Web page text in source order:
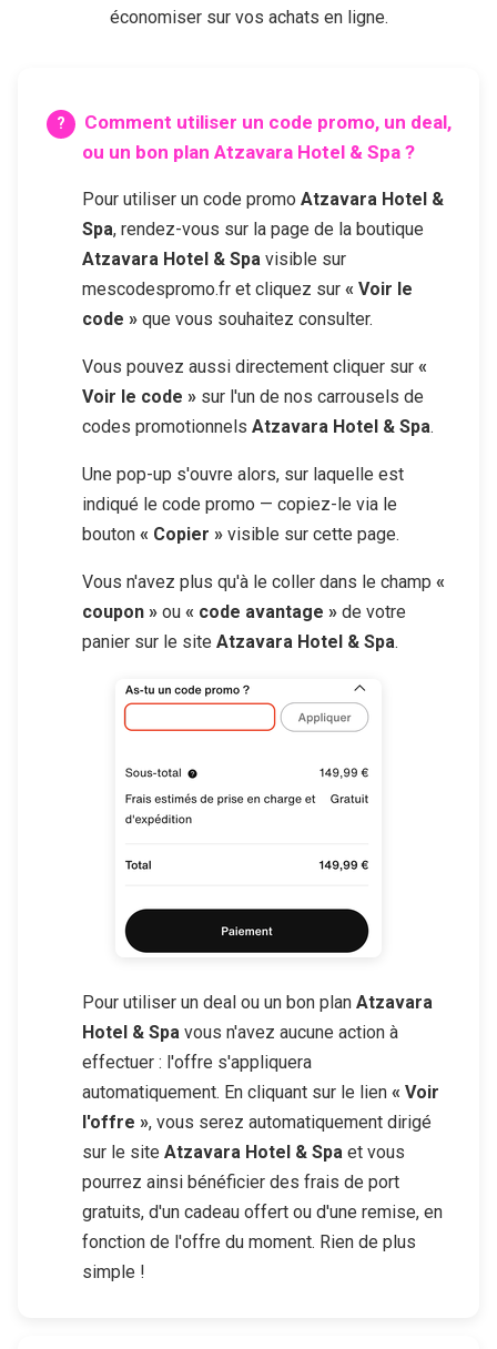
économiser sur vos achats en ligne.
Comment utiliser un code promo, un deal,
ou un bon plan Atzavara Hotel & Spa ?
Pour utiliser un code promo Atzavara Hotel &
Spa, rendez-vous sur la page de la boutique
Atzavara Hotel & Spa visible sur
mescodespromo.fr et cliquez sur « Voir le
code » que vous souhaitez consulter.
Vous pouvez aussi directement cliquer sur «
Voir le code » sur l'un de nos carrousels de
codes promotionnels Atzavara Hotel & Spa.
Une pop-up s'ouvre alors, sur laquelle est
indiqué le code promo — copiez-le via le
bouton « Copier » visible sur cette page.
Vous n'avez plus qu'à le coller dans le champ «
coupon » ou « code avantage » de votre
panier sur le site Atzavara Hotel & Spa.
Pour utiliser un deal ou un bon plan Atzavara
Hotel & Spa vous n'avez aucune action à
effectuer : l'offre s'appliquera
automatiquement. En cliquant sur le lien « Voir
l'offre », vous serez automatiquement dirigé
sur le site Atzavara Hotel & Spa et vous
pourrez ainsi bénéficier des frais de port
gratuits, d'un cadeau offert ou d'une remise, en
fonction de l'offre du moment. Rien de plus
simple !